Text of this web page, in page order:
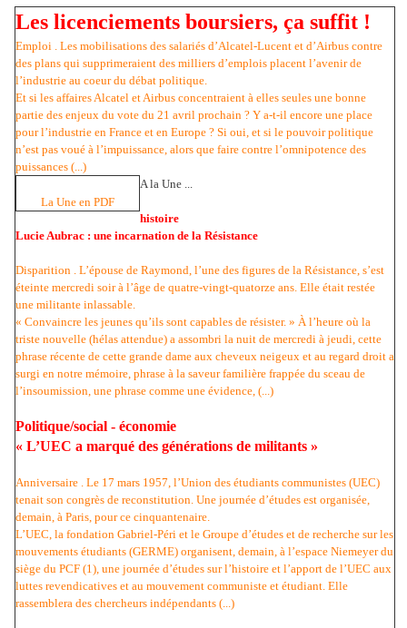
Les licenciements boursiers, ça suffit !
Emploi . Les mobilisations des salariés d’Alcatel-Lucent et d’Airbus contre
des plans qui supprimeraient des milliers d’emplois placent l’avenir de
l’industrie au coeur du débat politique.
Et si les affaires Alcatel et Airbus concentraient à elles seules une bonne
partie des enjeux du vote du 21 avril prochain ? Y a-t-il encore une place
pour l’industrie en France et en Europe ? Si oui, et si le pouvoir politique
n’est pas voué à l’impuissance, alors que faire contre l’omnipotence des
puissances (...)
La Une en PDF
A la Une ...
histoire
Lucie Aubrac : une incarnation de la Résistance
Disparition . L’épouse de Raymond, l’une des figures de la Résistance, s’est
éteinte mercredi soir à l’âge de quatre-vingt-quatorze ans. Elle était restée
une militante inlassable.
« Convaincre les jeunes qu’ils sont capables de résister. » À l’heure où la
triste nouvelle (hélas attendue) a assombri la nuit de mercredi à jeudi, cette
phrase récente de cette grande dame aux cheveux neigeux et au regard droit a
surgi en notre mémoire, phrase à la saveur familière frappée du sceau de
l’insoumission, une phrase comme une évidence, (...)
Politique/social - économie
« L’UEC a marqué des générations de militants »
Anniversaire . Le 17 mars 1957, l’Union des étudiants communistes (UEC)
tenait son congrès de reconstitution. Une journée d’études est organisée,
demain, à Paris, pour ce cinquantenaire.
L’UEC, la fondation Gabriel-Péri et le Groupe d’études et de recherche sur les
mouvements étudiants (GERME) organisent, demain, à l’espace Niemeyer du
siège du PCF (1), une journée d’études sur l’histoire et l’apport de l’UEC aux
luttes revendicatives et au mouvement communiste et étudiant. Elle
rassemblera des chercheurs indépendants (...)